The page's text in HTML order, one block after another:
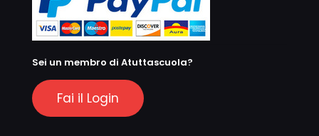
Sei un membro di Atuttascuola?
Fai il Login